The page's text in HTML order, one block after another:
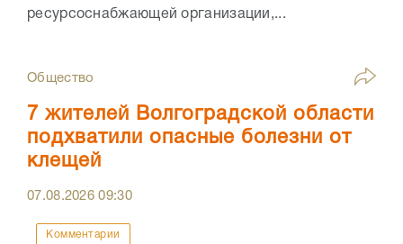
ресурсоснабжающей организации,...
Общество
7 жителей Волгоградской области
подхватили опасные болезни от
клещей
07.08.202609:30
Комментарии